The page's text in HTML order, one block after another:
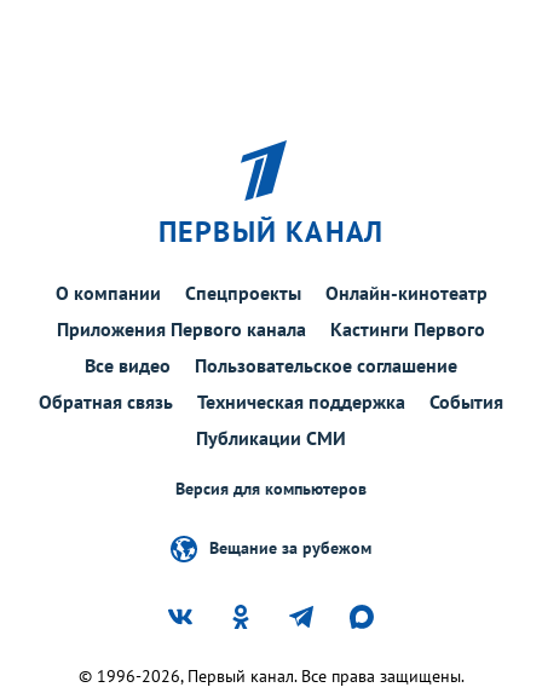
ПЕРВЫЙ КАНАЛ
О компании Спецпроекты
Онлайн-кинотеатр
Приложения Первого канала
Кастинги Первого
Все видео
Пользовательское соглашение
Обратная связь
Техническая поддержка
События
Публикации СМИ
Версия для компьютеров
Вещание за рубежом
© 1996-2026, Первый канал. Все права защищены.